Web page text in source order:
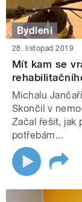
Bydlení
28. listopad 2019
Mít kam se
Michalu
Skončil v
Začal řešit, jak
potřebám...